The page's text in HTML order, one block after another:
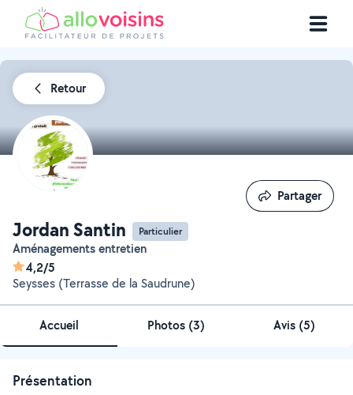
Retour
Jordan Santin Particulier
Aménagements entretien
4,2/5
Seysses (Terrasse de la Saudrune)
Partager
Partager
Accueil Photos (3) Avis (5)
Présentation